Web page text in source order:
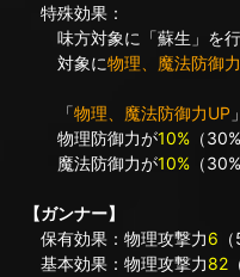
特殊効果：
味方対象に「蘇生」を行
対象に物理、魔法防御
「物理、魔法防御力UP
物理防御力が10% （
魔法防御力が10% （
【ガンナー】
保有効果：物理攻撃力6
基本効果：物理攻撃力82